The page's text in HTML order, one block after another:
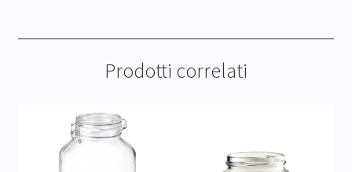
Prodotti correlati